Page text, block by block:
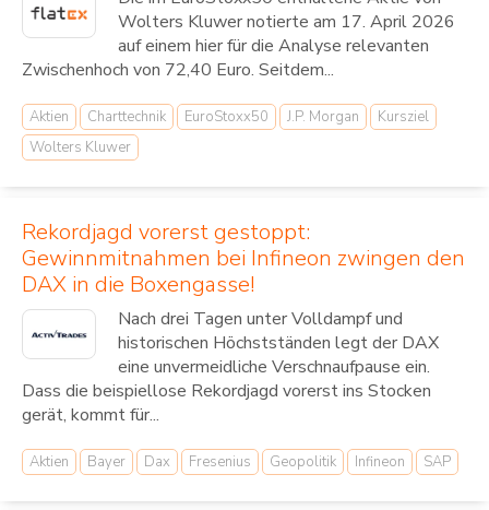
Wolters Kluwer notierte am 17. April 2026
auf einem hier für die Analyse relevanten
Zwischenhoch von 72,40 Euro. Seitdem...
Aktien Charttechnik EuroStoxx50 J.P. Morgan
Kursziel
Wolters Kluwer
Rekordjagd vorerst gestoppt:
Gewinnmitnahmen bei Infineon zwingen den
DAX in die Boxengasse!
Nach drei Tagen unter Volldampf und
historischen Höchstständen legt der DAX
eine unvermeidliche Verschnaufpause ein.
Dass die beispiellose Rekordjagd vorerst ins Stocken
gerät, kommt für...
Aktien Bayer Dax Fresenius Geopolitik Infineon SAP